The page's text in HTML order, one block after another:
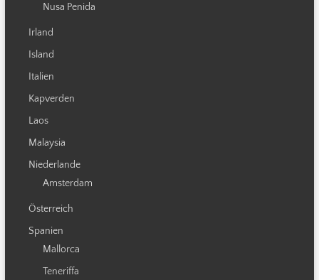
Nusa Penida
Irland
Island
Italien
Kapverden
Laos
Malaysia
Niederlande
Amsterdam
Österreich
Spanien
Mallorca
Teneriffa